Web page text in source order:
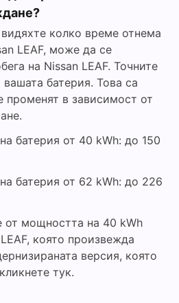
видяхте колко време отнема
LEAF, може да се
на Nissan LEAF. Точните
батерия. Това са
в зависимост от
батерия от 40 kWh: до 150
батерия от 62 kWh: до 226
от мощността на 40 kWh
която произвежда
версия, която
тук.